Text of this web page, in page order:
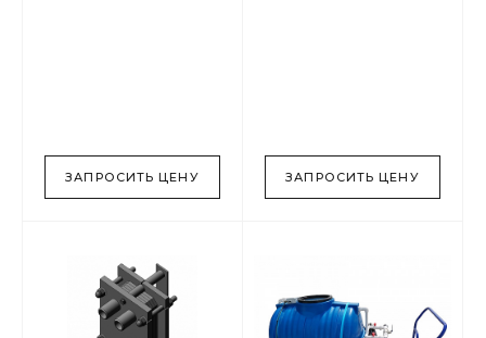
ЗАПРОСИТЬ ЦЕНУ ЗАПРОСИТЬ ЦЕНУ